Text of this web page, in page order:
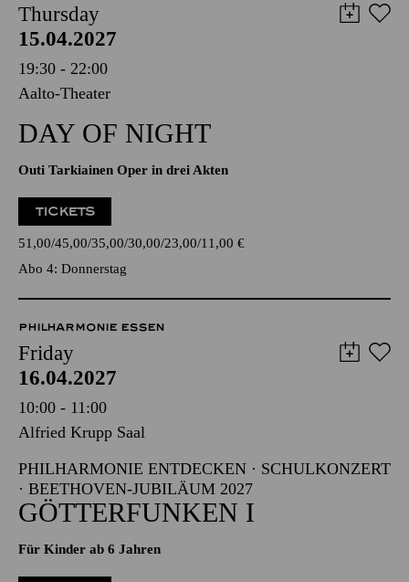
Thursday
15.04.2027
19:30 - 22:00
Aalto-Theater
DAY OF NIGHT
Outi Tarkiainen Oper in drei Akten
TICKETS
51,00 45,00 35,00 30,00 23,00 11,00 €
Abo 4: Donnerstag
PHILHARMONIE ESSEN
Friday
16.04.2027
10:00 - 11:00
Alfried Krupp Saal
PHILHARMONIE ENTDECKEN · SCHULKONZERT
· BEETHOVEN-JUBILÄUM 2027
GÖTTERFUNKEN I
Für Kinder ab 6 Jahren